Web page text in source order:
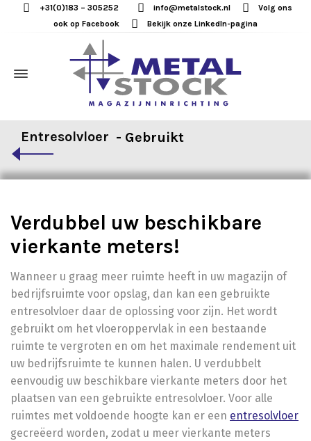
+31(0)183 – 305252 info@metalstock.nl
Volg ons
ook op Facebook
Bekijk onze LinkedIn-pagina
Entresolvloer
Verdubbel uw beschikbare
vierkante meters!
Wanneer u graag meer ruimte heeft in uw magazijn of
bedrijfsruimte voor opslag, dan kan een gebruikte
entresolvloer daar de oplossing voor zijn. Het wordt
gebruikt om het vloeroppervlak in een bestaande
ruimte te vergroten en om het maximale rendement uit
uw bedrijfsruimte te kunnen halen. U verdubbelt
eenvoudig uw beschikbare vierkante meters door het
plaatsen van een gebruikte entresolvloer. Voor alle
ruimtes met voldoende hoogte kan er een entresolvloer
gecreëerd worden, zodat u meer vierkante meters